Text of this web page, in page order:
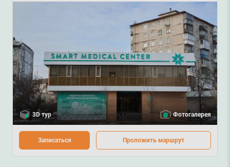
3D тур Фотогалерея
Записаться Проложить маршрут